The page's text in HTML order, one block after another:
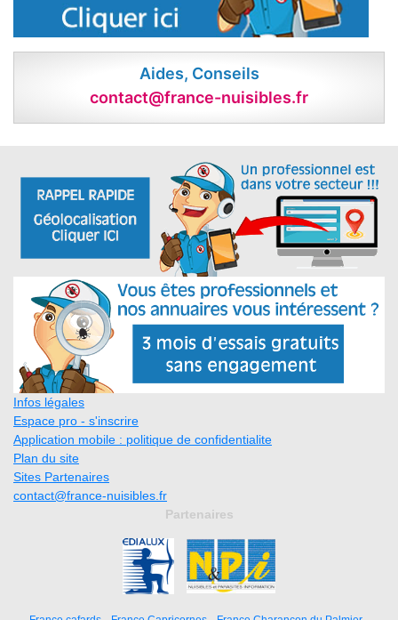
Aides, Conseils
contact@france-nuisibles.fr
Infos légales
Espace pro - s'inscrire
Application mobile : politique de confidentialite
Plan du site
Sites Partenaires
contact@france-nuisibles.fr
Partenaires